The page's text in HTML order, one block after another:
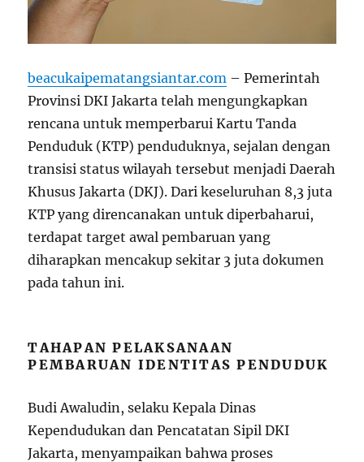
beacukaipematangsiantar.com – Pemerintah
Provinsi DKI Jakarta telah mengungkapkan
rencana untuk memperbarui Kartu Tanda
Penduduk (KTP) penduduknya, sejalan dengan
transisi status wilayah tersebut menjadi Daerah
Khusus Jakarta (DKJ). Dari keseluruhan 8,3 juta
KTP yang direncanakan untuk diperbaharui,
terdapat target awal pembaruan yang
diharapkan mencakup sekitar 3 juta dokumen
pada tahun ini.
TAHAPAN PELAKSANAAN
PEMBARUAN IDENTITAS PENDUDUK
Budi Awaludin, selaku Kepala Dinas
Kependudukan dan Pencatatan Sipil DKI
Jakarta, menyampaikan bahwa proses